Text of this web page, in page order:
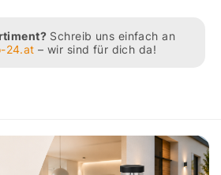
Schreib uns einfach an
24.at – wir sind für dich da!